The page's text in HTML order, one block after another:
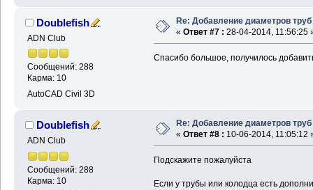
Doublefish
ADN Club
Сообщений: 288
Карма: 10
AutoCAD Civil 3D
Re: Добавление диаметров труб
« Ответ #7 : 28-04-2014, 11:56:25
Спасибо большое, получилось
Doublefish
ADN Club
Сообщений: 288
Карма: 10
Re: Добавление диаметров труб
« Ответ #8 : 10-06-2014, 11:05:12
Подскажите пожалуйста
Если у трубы или колодца есть